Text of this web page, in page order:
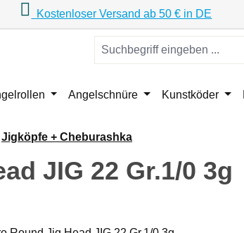
Kostenloser Versand ab 50 € in DE
Angelschnüre Kunstköder
Jigköpfe + Cheburashka
JIG 22 Gr.1/0 3g